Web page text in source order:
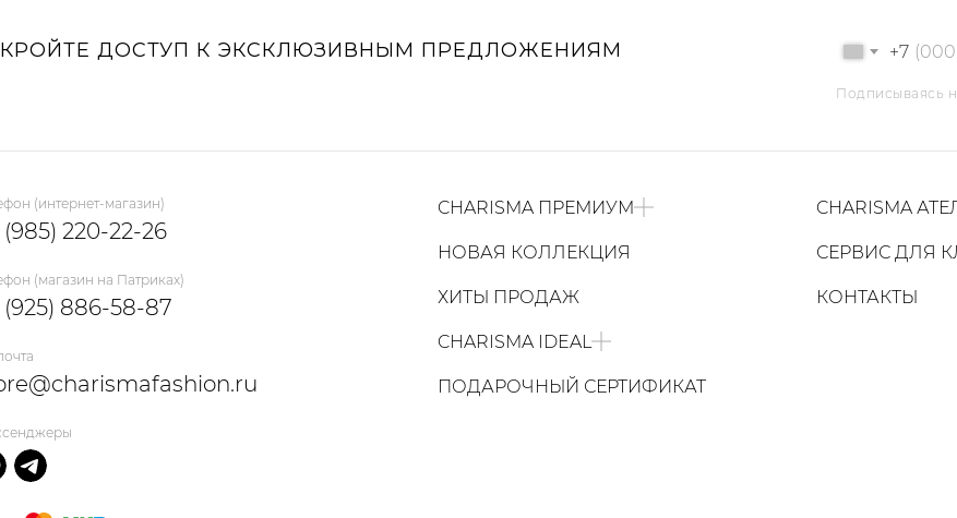
ДОСТУП К ЭКСКЛЮЗИВНЫМ ПРЕДЛОЖЕНИЯМ +7
Подписываясь
(интернет-магазин)
(985) 220-22-26
(магазин на Патриках)
(925) 886-58-87
CHARISMA ПРЕМИУМ
НОВАЯ КОЛЛЕКЦИЯ
ХИТЫ ПРОДАЖ
CHARISMA IDEAL
ПОДАРОЧНЫЙ СЕРТИФИКАТ
CHARISMA
СЕРВИС ДЛЯ
КОНТАКТЫ